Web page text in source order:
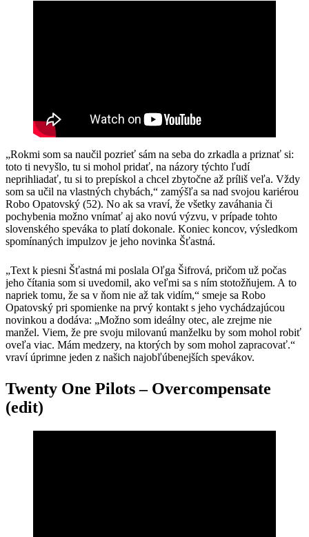
„Rokmi som sa naučil pozrieť sám na seba do zrkadla a priznať si:
toto ti nevyšlo, tu si mohol pridať, na názory týchto ľudí
neprihliadať, tu si to prepískol a chcel zbytočne až príliš veľa. Vždy
som sa učil na vlastných chybách,“ zamýšľa sa nad svojou kariérou
Robo Opatovský (52). No ak sa vraví, že všetky zaváhania či
pochybenia možno vnímať aj ako novú výzvu, v prípade tohto
slovenského speváka to platí dokonale. Koniec koncov, výsledkom
spomínaných impulzov je jeho novinka Šťastná.
„Text k piesni Šťastná mi poslala Oľga Šifrová, pričom už počas
jeho čítania som si uvedomil, ako veľmi sa s ním stotožňujem. A to
napriek tomu, že sa v ňom nie až tak vidím,“ smeje sa Robo
Opatovský pri spomienke na prvý kontakt s jeho vychádzajúcou
novinkou a dodáva: „Možno som ideálny otec, ale zrejme nie
manžel. Viem, že pre svoju milovanú manželku by som mohol robiť
oveľa viac. Mám medzery, na ktorých by som mohol zapracovať.“
vraví úprimne jeden z našich najobľúbenejších spevákov.
Twenty One Pilots – Overcompensate
(edit)